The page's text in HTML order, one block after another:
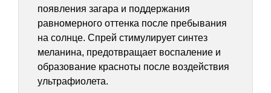
появления загара и поддержания
равномерного оттенка после пребывания
на солнце. Спрей стимулирует синтез
меланина, предотвращает воспаление и
образование красноты после воздействия
ультрафиолета.